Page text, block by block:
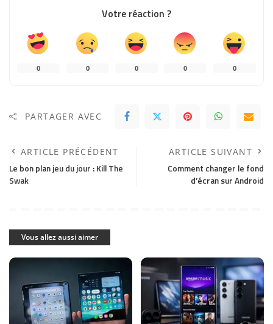
Votre réaction ?
0 0 0 0 0
PARTAGER AVEC
ARTICLE PRÉCÉDENT
Le bon plan jeu du jour : Kill The
Swak
ARTICLE SUIVANT
Comment changer le fond
d’écran sur Android
Vous allez aussi aimer